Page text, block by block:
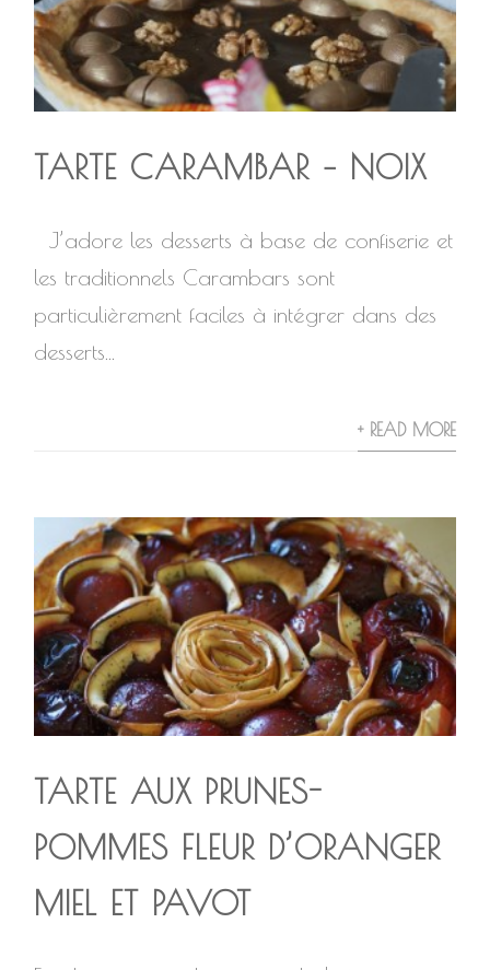
TARTE CARAMBAR – NOIX
J’adore les desserts à base de confiserie et
les traditionnels Carambars sont
particulièrement faciles à intégrer dans des
desserts...
+ READ MORE
TARTE AUX PRUNES-
POMMES FLEUR D’ORANGER
MIEL ET PAVOT